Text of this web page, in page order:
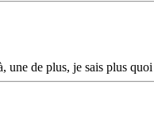
de plus, je sais plus